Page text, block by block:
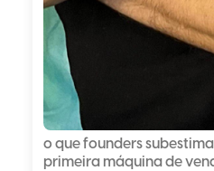
o que founders
primeira máquina de